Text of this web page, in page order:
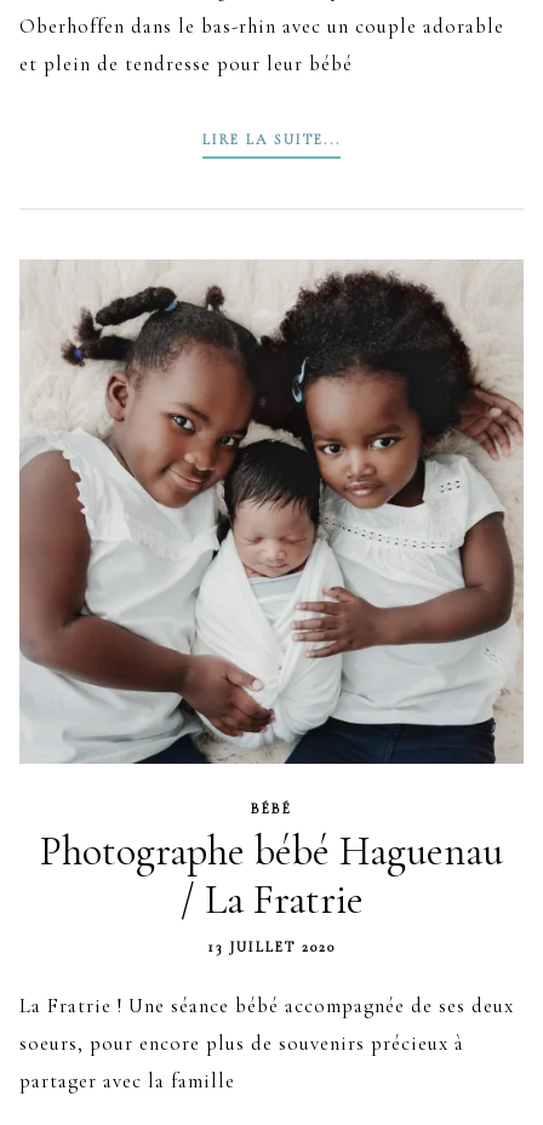
Oberhoffen dans le bas-rhin avec un couple adorable
et plein de tendresse pour leur bébé
LIRE LA SUITE...
BÉBÉ
Photographe bébé Haguenau
/ La Fratrie
13 JUILLET 2020
La Fratrie ! Une séance bébé accompagnée de ses deux
soeurs, pour encore plus de souvenirs précieux à
partager avec la famille